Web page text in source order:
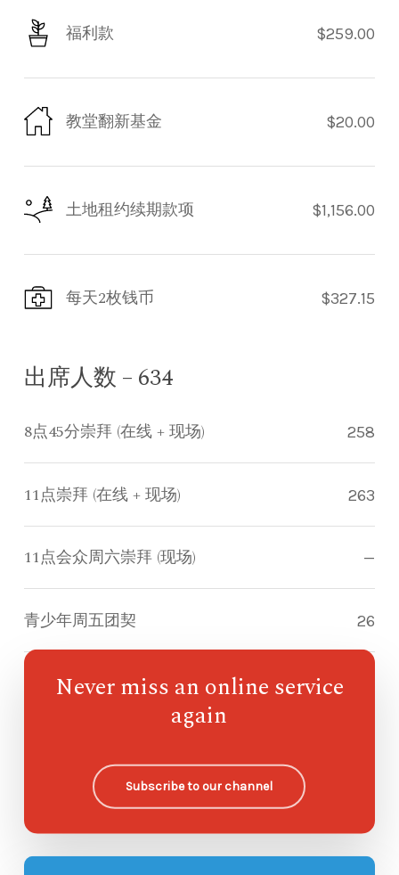
福利款 $259.00
教堂翻新基金 $20.00
土地租约续期款项 $1,156.00
每天2枚钱币 $327.15
出席人数 – 634
8点45分崇拜 (在线 + 现场) 258
11点崇拜 (在线 + 现场) 263
11点会众周六崇拜 (现场) —
青少年周五团契 26
指南针儿童崇拜
Never miss an online service
again
Subscribe to our channel